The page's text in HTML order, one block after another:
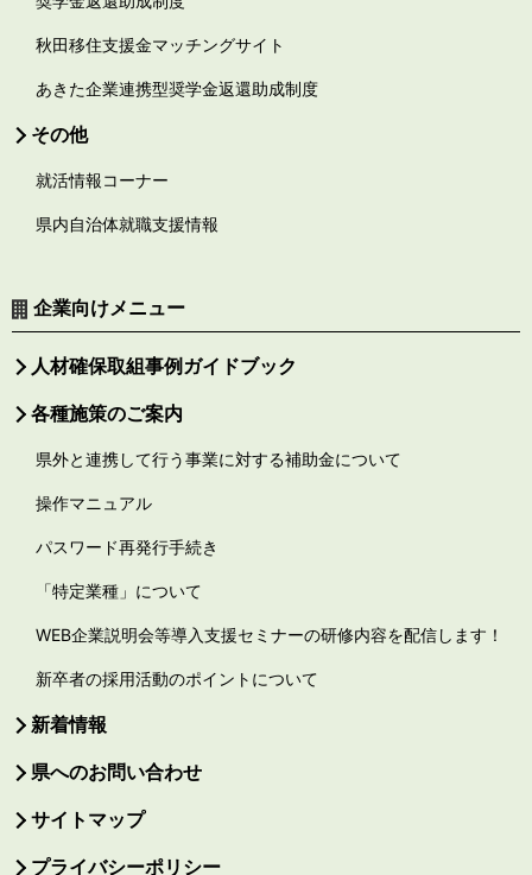
秋田移住支援金マッチングサイト
あきた企業連携型奨学金返還助成制度
その他
就活情報コーナー
県内自治体就職支援情報
企業向けメニュー
人材確保取組事例ガイドブック
各種施策のご案内
県外と連携して行う事業に対する補助金について
操作マニュアル
パスワード再発行手続き
「特定業種」について
WEB企業説明会等導入支援セミナーの研修内容を配信します！
新卒者の採用活動のポイントについて
新着情報
県へのお問い合わせ
サイトマップ
プライバシーポリシー